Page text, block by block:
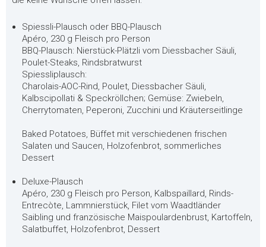
Spiessli-Plausch oder BBQ-Plausch
Apéro, 230 g Fleisch pro Person
BBQ-Plausch: Nierstück-Plätzli vom Diessbacher Säuli,
Poulet-Steaks, Rindsbratwurst
Spiessliplausch:
Charolais-AOC-Rind, Poulet, Diessbacher Säuli,
Kalbscipollati & Speckröllchen; Gemüse: Zwiebeln,
Cherrytomaten, Peperoni, Zucchini und Kräuterseitlinge
Baked Potatoes, Büffet mit verschiedenen frischen
Salaten und Saucen, Holzofenbrot, sommerliches
Dessert
Deluxe-Plausch
Apéro, 230 g Fleisch pro Person, Kalbspaillard, Rinds-
Entrecòte, Lammnierstück, Filet vom Waadtländer
Saibling und französische Maispoulardenbrust, Kartoffeln,
Salatbuffet, Holzofenbrot, Dessert